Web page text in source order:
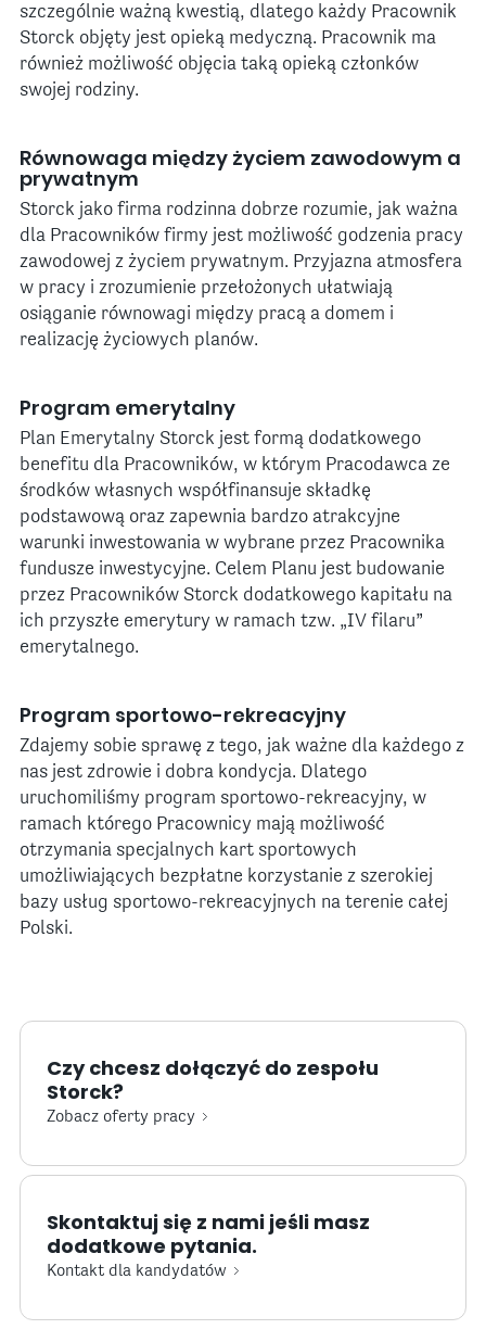
szczególnie ważną kwestią, dlatego każdy Pracownik
Storck objęty jest opieką medyczną. Pracownik ma
również możliwość objęcia taką opieką członków
swojej rodziny.
Równowaga między życiem zawodowym a
prywatnym
Storck jako firma rodzinna dobrze rozumie, jak ważna
dla Pracowników firmy jest możliwość godzenia pracy
zawodowej z życiem prywatnym. Przyjazna atmosfera
w pracy i zrozumienie przełożonych ułatwiają
osiąganie równowagi między pracą a domem i
realizację życiowych planów.
Program emerytalny
Plan Emerytalny Storck jest formą dodatkowego
benefitu dla Pracowników, w którym Pracodawca ze
środków własnych współfinansuje składkę
podstawową oraz zapewnia bardzo atrakcyjne
warunki inwestowania w wybrane przez Pracownika
fundusze inwestycyjne. Celem Planu jest budowanie
przez Pracowników Storck dodatkowego kapitału na
ich przyszłe emerytury w ramach tzw. „IV filaru”
emerytalnego.
Program sportowo-rekreacyjny
Zdajemy sobie sprawę z tego, jak ważne dla każdego z
nas jest zdrowie i dobra kondycja. Dlatego
uruchomiliśmy program sportowo-rekreacyjny, w
ramach którego Pracownicy mają możliwość
otrzymania specjalnych kart sportowych
umożliwiających bezpłatne korzystanie z szerokiej
bazy usług sportowo-rekreacyjnych na terenie całej
Polski.
Czy chcesz dołączyć do zespołu
Storck?
Zobacz oferty pracy
Skontaktuj się z nami jeśli masz
dodatkowe pytania.
Kontakt dla kandydatów